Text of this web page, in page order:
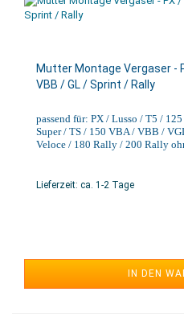
Mutter Montage Vergaser -
VBB / GL / Sprint / Rally
passend für: PX / Lusso / T5 /
Super / TS / 150 VBA / VBB /
Veloce / 180 Rally / 200 Rally
Lieferzeit: ca. 1-2 Tage
IN DEN